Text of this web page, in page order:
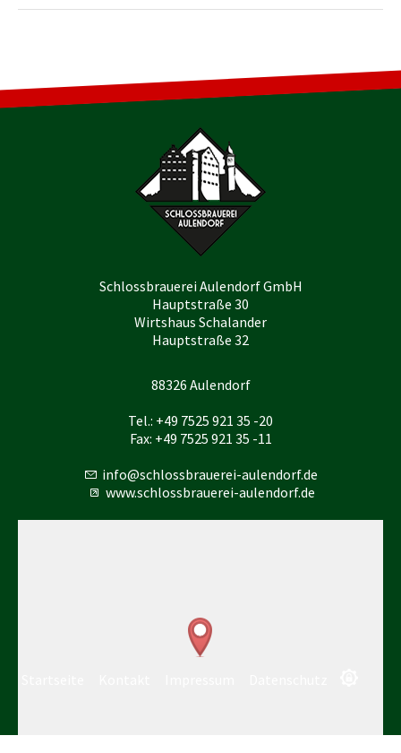
Schlossbrauerei Aulendorf GmbH
Hauptstraße 30
Wirtshaus Schalander
Hauptstraße 32
88326 Aulendorf
Tel.: +49 7525 921 35 -20
Fax: +49 7525 921 35 -11
nf
schl ssbr r - l nd rfd
www.schlossbrauerei-aulendorf.de